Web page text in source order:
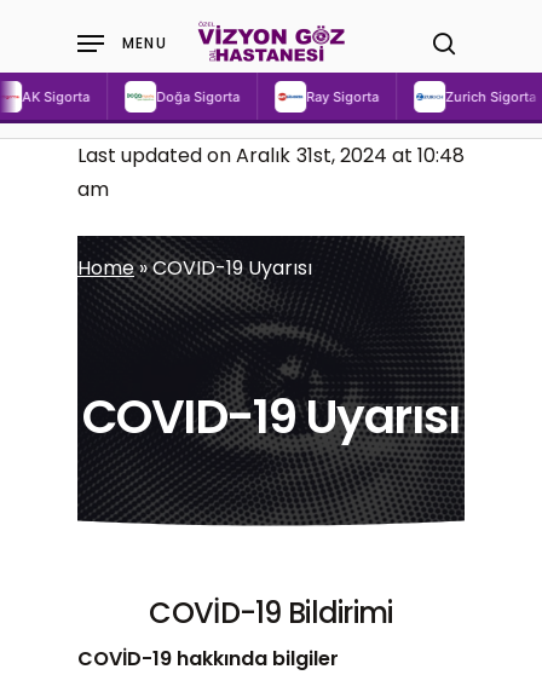
main
content
search
MENU
Sigorta Doğa Sigorta Ray Sigorta Zurich Sigorta
Last updated on Aralık 31st, 2024 at 10:48
am
Home»COVID-19 Uyarısı
COVID-19 Uyarısı
COVİD-19 Bildirimi
COVİD-19 hakkında bilgiler